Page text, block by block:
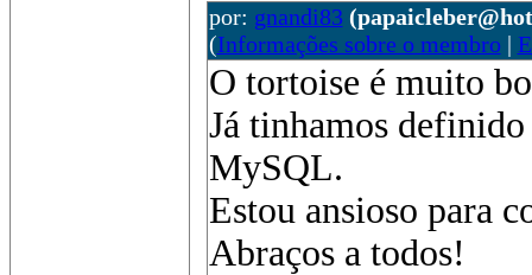
por: gnandi83
(Informações sobre o membro|
O tortoise é muito
Já tinhamos
MySQL.
Estou ansioso para
Abraços a todos!